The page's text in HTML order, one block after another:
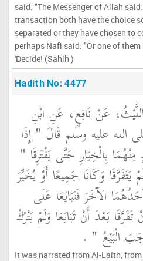
said: "The Messenger of Allah
transaction both have the choice
separated or they have chosen to
perhaps Nafi said: "Or one of
'Decide! (Sahih )
Hadith No: 4477
اللَّيْثُ، عَنْ نَافِعٍ، عَنِ ابْنِ
عليه وسلم قَالَ ‏"‏ إِذَا
بِالْخِيَارِ حَتَّى يَفْتَرِقَا ‏"‏
وَكَانَا جَمِيعًا أَوْ يُخَيِّرَ
الآخَرَ فَتَبَايَعَا عَلَى
بَعْدَ أَنْ تَبَايَعَا وَلَمْ يَتْرُكْ
الْبَيْعُ ‏"‏ ‏.‏
It was narrated from Al-Laith,